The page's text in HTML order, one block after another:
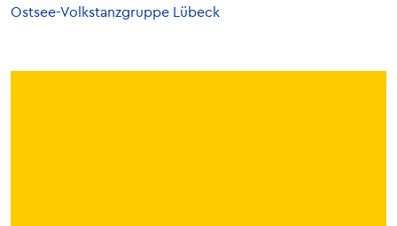
Ostsee-Volkstanzgruppe Lübeck